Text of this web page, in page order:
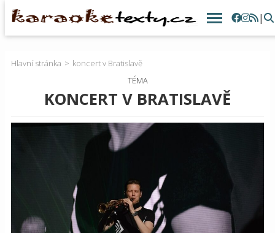
|
Hlavní stránka
koncert v Bratislavě
TÉMA
KONCERT V BRATISLAVĚ